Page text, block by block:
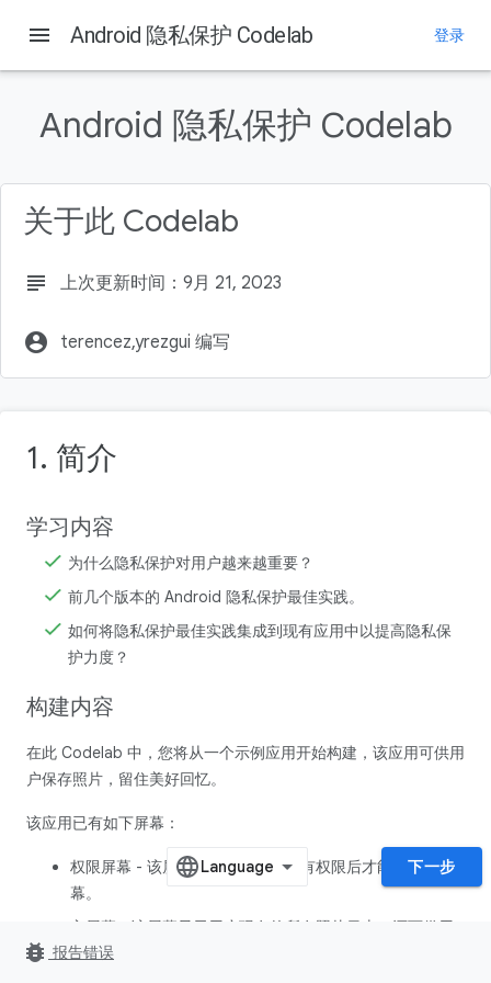
学习内容
构建内容
添加用于请求相机权限的逻辑
添加用于请求位置信息权限的逻辑
如需查找参考代码（可选），请执行以下操作：
menu Android 隐私保护 Codelab 登录
Android 隐私保护 Codelab
关于此 Codelab
subject 上次更新时间：9月 21, 2023
account_circle terencez,yrezgui 编写
1. 简介
学习内容
为什么隐私保护对用户越来越重要？
前几个版本的 Android 隐私保护最佳实践。
如何将隐私保护最佳实践集成到现有应用中以提高隐私保
护力度？
构建内容
在此 Codelab 中，您将从一个示例应用开始构建，该应用可供用
户保存照片，留住美好回忆。
该应用已有如下屏幕：
权限屏幕 - 该屏幕要求用户授予所有权限后才能转到主屏
幕。
主屏幕 - 该屏幕显示用户现有的所有照片日志，还可供用
户添加新的照片日志。
下一步
bug_report 报告错误